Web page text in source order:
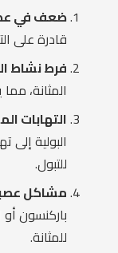
ضعف في
قادرة على
فرط نشاط
المثانة،
التهابات
البولية إلى
للتبول.
مشاكل
باركنسون
للمثانة.